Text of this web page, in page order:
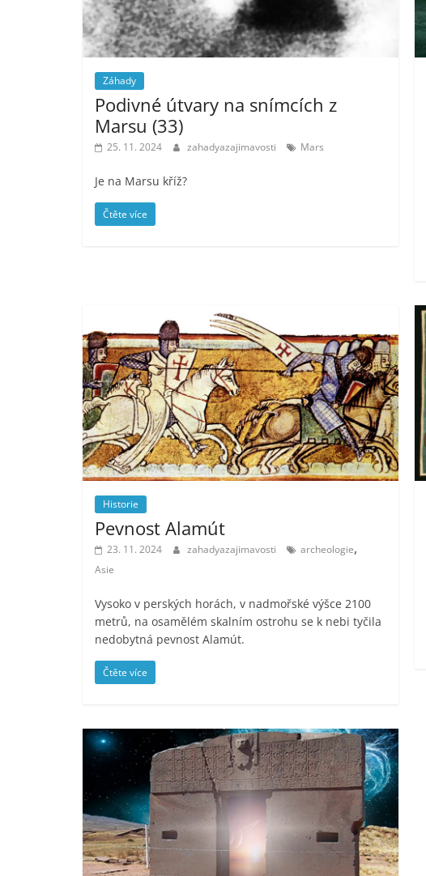
Záhady
Podivné útvary na snímcích z
Marsu (33)
25. 11. 2024 zahadyazajimavosti Mars
Je na Marsu kříž?
Čtěte více
Historie
Pevnost Alamút
23. 11. 2024 zahadyazajimavosti archeologie,
Asie
Vysoko v perských horách, v nadmořské výšce 2100
metrů, na osamělém skalním ostrohu se k nebi tyčila
nedobytná pevnost Alamút.
Čtěte více